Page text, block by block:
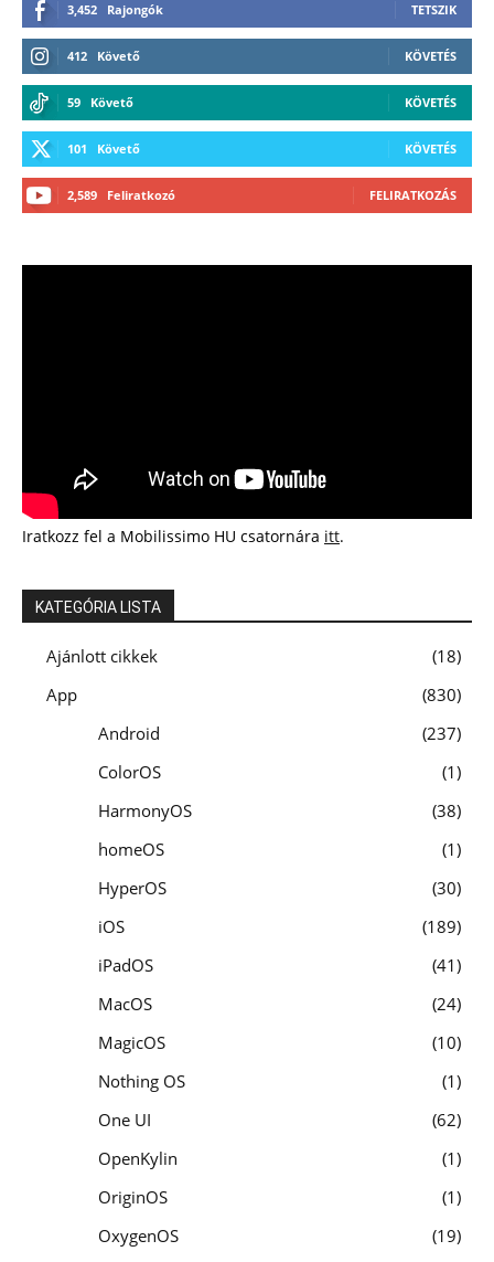
3,452 Rajongók TETSZIK
412 Követő KÖVETÉS
59 Követő KÖVETÉS
101 Követő KÖVETÉS
2,589 Feliratkozó FELIRATKOZÁS
Iratkozz fel a Mobilissimo HU csatornára itt.
KATEGÓRIA LISTA
Ajánlott cikkek
18
App
830
Android
237
ColorOS
1
HarmonyOS
38
homeOS
1
HyperOS
30
iOS
189
iPadOS
41
MacOS
24
MagicOS
10
Nothing OS
1
One UI
62
OpenKylin
1
OriginOS
1
OxygenOS
19